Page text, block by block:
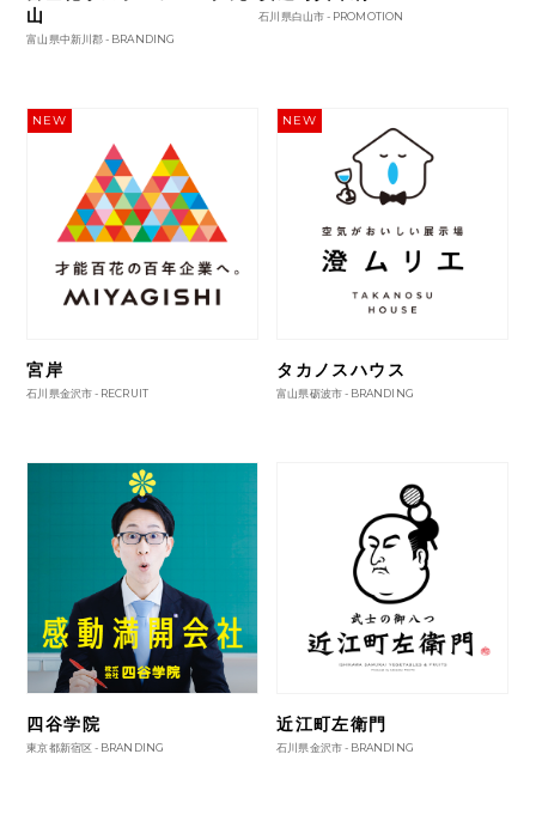
山
富山県中新川郡 - BRANDING
石川県白山市 - PROMOTION
NEW
宮岸
石川県金沢市 - RECRUIT
NEW
タカノスハウス
富山県砺波市 - BRANDING
四谷学院
東京都新宿区 - BRANDING
近江町左衛門
石川県金沢市 - BRANDING